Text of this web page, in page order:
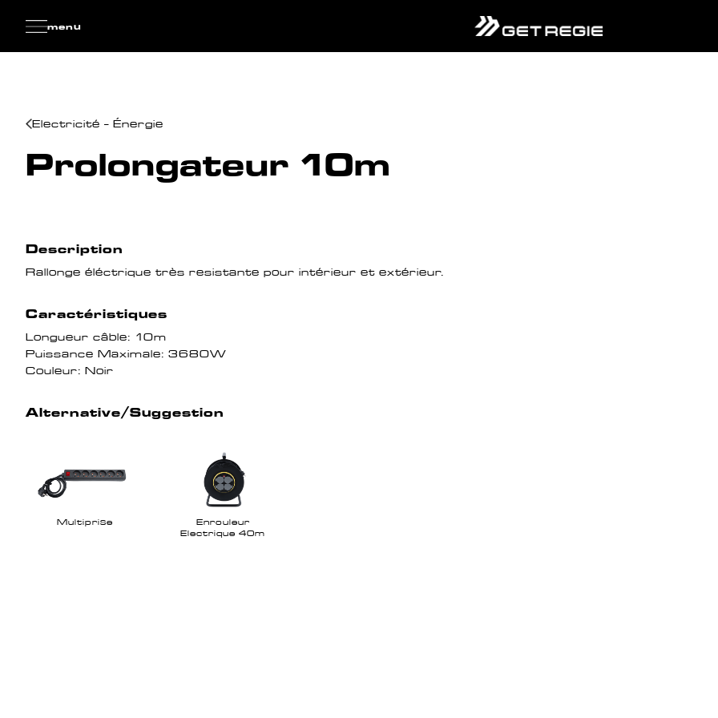
menu
Electricité - Énergie
Prolongateur 10m
Description
Rallonge éléctrique très resistante pour intérieur et extérieur.
Caractéristiques
Longueur câble: 10m
Puissance Maximale: 3680W
Couleur: Noir
Alternative/Suggestion
Multiprise
Enrouleur
Electrique 40m